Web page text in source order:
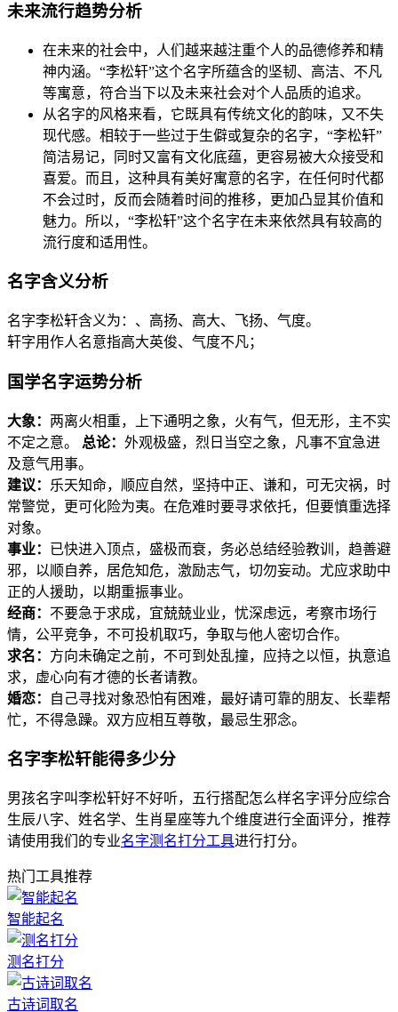
未来流行趋势分析
在未来的社会中，人们越来越注重个人的品德修养和精
神内涵。“李松轩”这个名字所蕴含的坚韧、高洁、不凡
等寓意，符合当下以及未来社会对个人品质的追求。
从名字的风格来看，它既具有传统文化的韵味，又不失
现代感。相较于一些过于生僻或复杂的名字，“李松轩”
简洁易记，同时又富有文化底蕴，更容易被大众接受和
喜爱。而且，这种具有美好寓意的名字，在任何时代都
不会过时，反而会随着时间的推移，更加凸显其价值和
魅力。所以，“李松轩”这个名字在未来依然具有较高的
流行度和适用性。
名字含义分析
名字李松轩含义为：、高扬、高大、飞扬、气度。
轩字用作人名意指高大英俊、气度不凡；
国学名字运势分析
大象： 两离火相重，上下通明之象，火有气，但无形，主不实
不定之意。 总论： 外观极盛，烈日当空之象，凡事不宜急进
及意气用事。
建议： 乐天知命，顺应自然，坚持中正、谦和，可无灾祸，时
常警觉，更可化险为夷。在危难时要寻求依托，但要慎重选择
对象。
事业： 已快进入顶点，盛极而衰，务必总结经验教训，趋善避
邪，以顺自养，居危知危，激励志气，切勿妄动。尤应求助中
正的人援助，以期重振事业。
经商： 不要急于求成，宜兢兢业业，忧深虑远，考察市场行
情，公平竞争，不可投机取巧，争取与他人密切合作。
求名： 方向未确定之前，不可到处乱撞，应持之以恒，执意追
求，虚心向有才德的长者请教。
婚恋：
自己寻找对象恐怕有困难，最好请可靠的朋友、长辈帮
忙，不得急躁。双方应相互尊敬，最忌生邪念。
名字李松轩能得多少分
男孩名字叫李松轩好不好听，五行搭配怎么样名字评分应综合
生辰八字、姓名学、生肖星座等九个维度进行全面评分，推荐
请使用我们的专业名字测名打分工具进行打分。
热门工具推荐
智能起名
测名打分
古诗词取名